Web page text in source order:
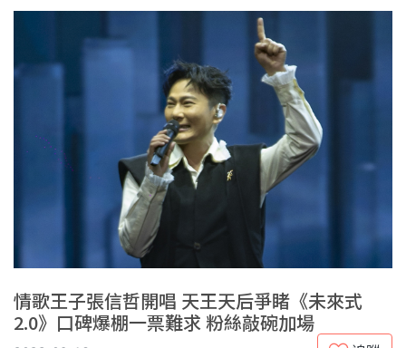
情歌王子張信哲開唱 天王天后爭睹《未來式
2.0》口碑爆棚一票難求 粉絲敲碗加場